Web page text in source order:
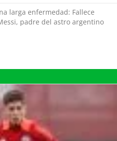
larga enfermedad: Fallece
padre del astro argentino